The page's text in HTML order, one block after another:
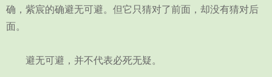
确，紫宸的确避无可避。但它只猜对了前面，却没有猜对后
面。
避无可避，并不代表必死无疑。